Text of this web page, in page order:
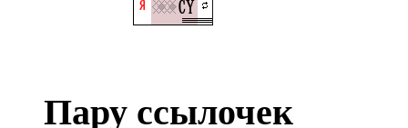
Пару ссылочек